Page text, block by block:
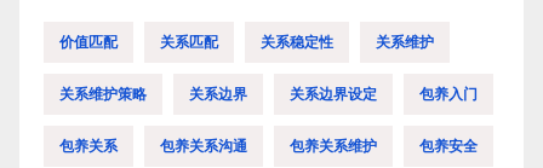
价值匹配 关系匹配 关系稳定性 关系维护
关系维护策略 关系边界 关系边界设定 包养入门
包养关系 包养关系沟通 包养关系维护 包养安全